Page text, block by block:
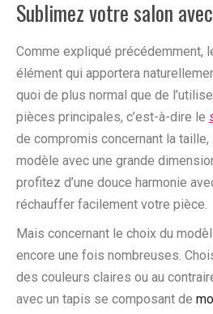
Sublimez votre salon
Comme expliqué précédemment,
élément qui apportera
quoi de plus normal que de
pièces principales, c’est-à-dire le
de compromis concernant la
modèle avec une grande
profitez d’une douce harmonie
réchauffer facilement votre pièce.
Mais concernant le choix du
encore une fois nombreuses.
des couleurs claires ou au
avec un tapis se composant de